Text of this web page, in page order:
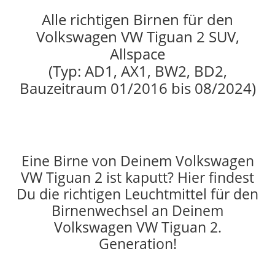
Alle richtigen Birnen für den
Volkswagen VW Tiguan 2 SUV,
Allspace
(Typ: AD1, AX1, BW2, BD2,
Bauzeitraum 01/2016 bis 08/2024)
Eine Birne von Deinem Volkswagen
VW Tiguan 2 ist kaputt? Hier findest
Du die richtigen Leuchtmittel für den
Birnenwechsel an Deinem
Volkswagen VW Tiguan 2.
Generation!